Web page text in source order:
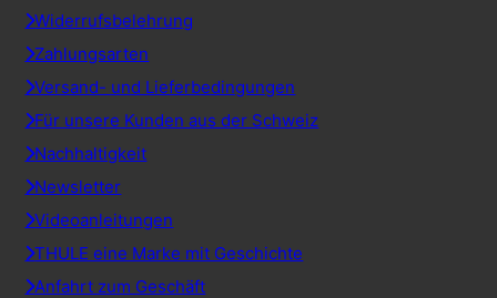
Widerrufsbelehrung
Zahlungsarten
Versand- und Lieferbedingungen
Für unsere Kunden aus der Schweiz
Nachhaltigkeit
Newsletter
Videoanleitungen
THULE eine Marke mit Geschichte
Anfahrt zum Geschäft